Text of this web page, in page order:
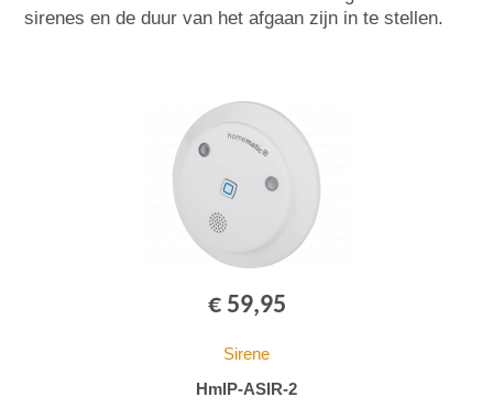
sirenes en de duur van het afgaan zijn in te stellen.
€ 59,95
Sirene
HmIP-ASIR-2